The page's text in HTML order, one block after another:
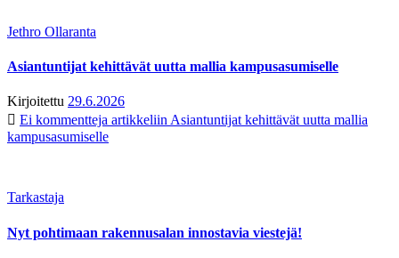
Jethro Ollaranta
Asiantuntijat kehittävät uutta mallia kampusasumiselle
Kirjoitettu 29.6.2026
Ei kommentteja artikkeliin Asiantuntijat kehittävät uutta mallia
kampusasumiselle
Tarkastaja
Nyt pohtimaan rakennusalan innostavia viestejä!